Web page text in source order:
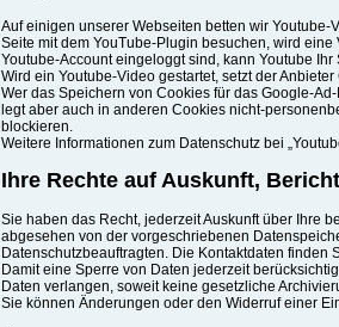
Auf einigen unserer Webseiten betten wir
Seite mit dem YouTube-Plugin besuchen, wird
Youtube-Account eingeloggt sind, kann Youtube
Wird ein Youtube-Video gestartet, setzt der
Wer das Speichern von Cookies für das Google-
legt aber auch in anderen Cookies nicht-
blockieren.
Weitere Informationen zum Datenschutz bei
Ihre Rechte auf Auskunft,
Sie haben das Recht, jederzeit Auskunft über Ihre
abgesehen von der vorgeschriebenen
Datenschutzbeauftragten. Die Kontaktdaten finden
Damit eine Sperre von Daten jederzeit
Daten verlangen, soweit keine gesetzliche
Sie können Änderungen oder den Widerruf einer